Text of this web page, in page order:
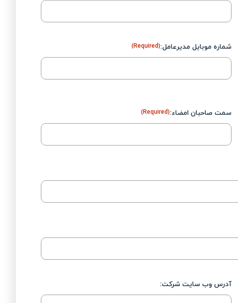
شماره موبایل مدیرعامل:(Required)
سمت صاحبان امضاء:(Required)
آدرس وب سایت شرکت: